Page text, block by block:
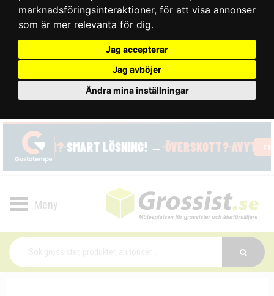
marknadsföringsinteraktioner, för att visa annonser
som är mer relevanta för dig.
Jag accepterar
Jag avböjer
Ändra mina inställningar
Toggle